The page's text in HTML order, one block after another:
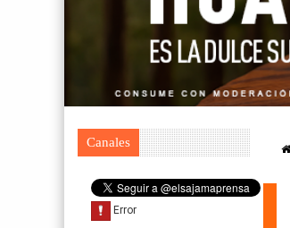
Canales